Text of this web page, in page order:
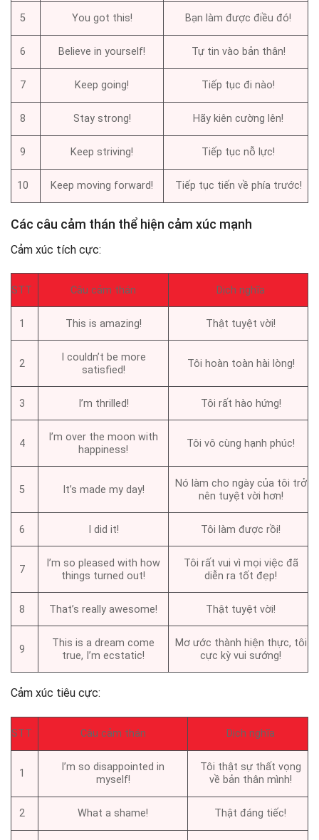
5 You got this! Bạn làm được điều đó!
6 Believe in yourself! Tự tin vào bản thân!
7 Keep going! Tiếp tục đi nào!
8 Stay strong! Hãy kiên cường lên!
9 Keep striving! Tiếp tục nỗ lực!
10 Keep moving forward! Tiếp tục tiến về phía trước!
Các câu cảm thán thể hiện cảm xúc mạnh
Cảm xúc tích cực:
STT Câu cảm thán Dịch nghĩa
1 This is amazing! Thật tuyệt vời!
2
I couldn’t be more
satisfied!
Tôi hoàn toàn hài lòng!
3 I’m thrilled! Tôi rất hào hứng!
4
I’m over the moon with
happiness!
Tôi vô cùng hạnh phúc!
5 It’s made my day!
Nó làm cho ngày của tôi trở
nên tuyệt vời hơn!
6 I did it! Tôi làm được rồi!
7
I’m so pleased with how
things turned out!
Tôi rất vui vì mọi việc đã
diễn ra tốt đẹp!
8 That’s really awesome! Thật tuyệt vời!
9
This is a dream come
true, I’m ecstatic!
Mơ ước thành hiện thực, tôi
cực kỳ vui sướng!
Cảm xúc tiêu cực:
STT Câu cảm thán Dịch nghĩa
1
I’m so disappointed in
myself!
Tôi thật sự thất vọng
về bản thân mình!
2 What a shame! Thật đáng tiếc!